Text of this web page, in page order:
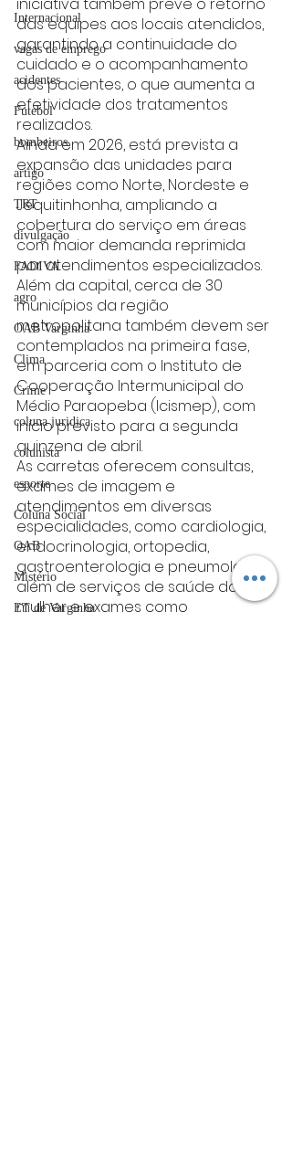
Internacional
vagas de emprego
acidentes
Futebol
bombeiros
artigo
TRT
divulgação
FADIVA
agro
OAB Varginha
Clima
Crime
coluna juridica
colunista
esporte
Coluna Social
OAB
Mistério
ET de Varginha
das equipes aos locais atendidos,
garantindo a continuidade do
cuidado e o acompanhamento
dos pacientes, o que aumenta a
efetividade dos tratamentos
realizados.
Ainda em 2026, está prevista a
expansão das unidades para
regiões como Norte, Nordeste e
Jequitinhonha, ampliando a
cobertura do serviço em áreas
com maior demanda reprimida
por atendimentos especializados.
Além da capital, cerca de 30
municípios da região
metropolitana também devem ser
contemplados na primeira fase,
em parceria com o Instituto de
Cooperação Intermunicipal do
Médio Paraopeba (Icismep), com
início previsto para a segunda
quinzena de abril.
As carretas oferecem consultas,
exames de imagem e
atendimentos em diversas
especialidades, como cardiologia,
endocrinologia, ortopedia,
gastroenterologia e pneumologia,
além de serviços de saúde da
mulher e exames como